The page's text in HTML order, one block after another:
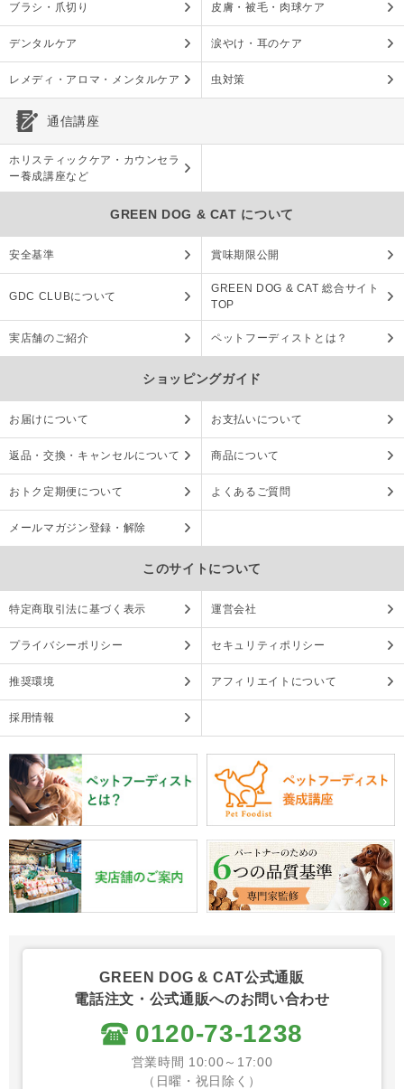
ブラシ・爪切り 皮膚・被毛・肉球ケア
デンタルケア 涙やけ・耳のケア
レメディ・アロマ・メンタルケア 虫対策
通信講座
ホリスティックケア・カウンセラ
ー養成講座など
GREEN DOG & CAT について
安全基準 賞味期限公開
GDC CLUBについて
GREEN DOG & CAT 総合サイト
TOP
実店舗のご紹介 ペットフーディストとは？
ショッピングガイド
お届けについて お支払いについて
返品・交換・キャンセルについて 商品について
おトク定期便について よくあるご質問
メールマガジン登録・解除
このサイトについて
特定商取引法に基づく表示 運営会社
プライバシーポリシー セキュリティポリシー
推奨環境 アフィリエイトについて
採用情報
GREEN DOG & CAT公式通販
電話注文・公式通販へのお問い合わせ
0120-73-1238
営業時間 10:00～17:00
（日曜・祝日除く）